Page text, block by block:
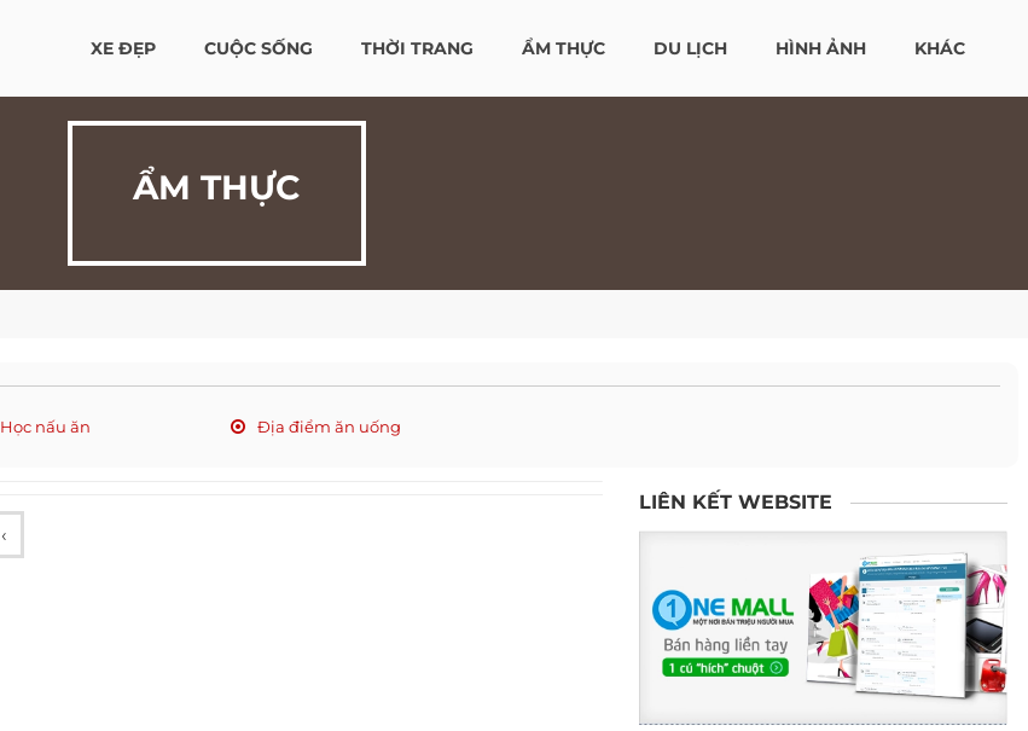
XE ĐẸP CUỘC SỐNG THỜI TRANG ẨM THỰC DU LỊCH HÌNH ẢNH KHÁC
ẨM THỰC
Học nấu ăn Địa điểm ăn uống
‹
LIÊN KẾT WEBSITE